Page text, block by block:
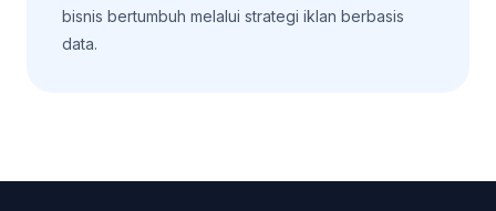
bisnis bertumbuh melalui strategi iklan berbasis
data.